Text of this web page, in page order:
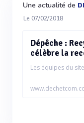
Une actualité de
Le 07/02/2018
Dépêche :
célèbre la
Les équipes du